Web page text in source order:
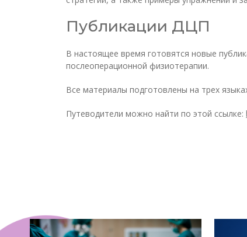
Публикации ДЦП
В настоящее время готовятся новые
послеоперационной физиотерапии.
Все материалы подготовлены на трех
Путеводители можно найти по этой ссылке: